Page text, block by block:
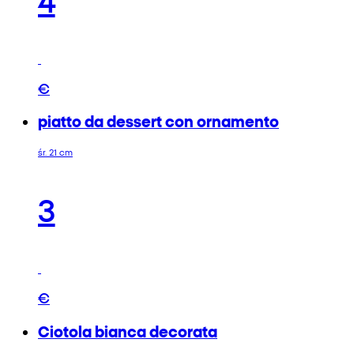
€
piatto da dessert con ornamento
śr. 21 cm
3
€
Ciotola bianca decorata